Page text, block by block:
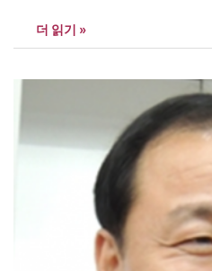
다 높은 1.6%의 증가율 △설비투자
증가세 △건설투자는 전년(-2.7%)
더 읽기 »